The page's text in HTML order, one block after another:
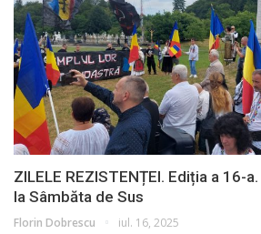
ZILELE REZISTENȚEI. Ediția a 16-
la Sâmbăta de Sus
Florin Dobrescu iul. 16, 2025